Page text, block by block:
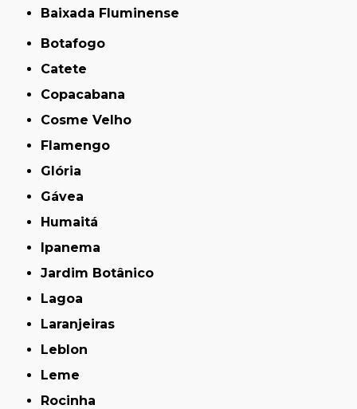
Baixada Fluminense
Botafogo
Catete
Copacabana
Cosme Velho
Flamengo
Glória
Gávea
Humaitá
Ipanema
Jardim Botânico
Lagoa
Laranjeiras
Leblon
Leme
Rocinha